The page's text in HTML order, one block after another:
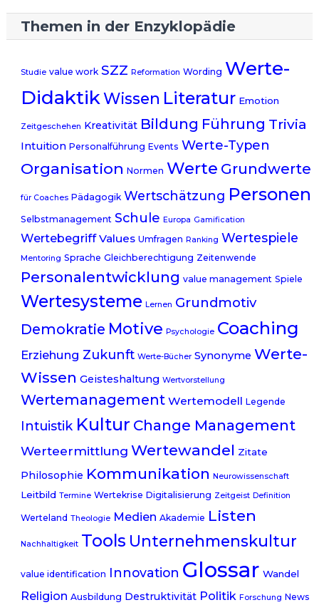
Themen in der Enzyklopädie
Studie value work SZZ Reformation Wording Werte-
DidaktikWissen Literatur Emotion
Zeitgeschehen Kreativität Bildung Führung Trivia
Intuition Personalführung Events Werte-Typen
Organisation Normen Werte Grundwerte
für Coaches Pädagogik Wertschätzung Personen
Selbstmanagement Schule Europa Gamification
Wertebegriff Values Umfragen Ranking Wertespiele
Mentoring Sprache Gleichberechtigung Zeitenwende
Personalentwicklung value management Spiele
Wertesysteme Lernen Grundmotiv
Demokratie Motive Psychologie Coaching
Erziehung Zukunft Werte-Bücher Synonyme Werte-
Wissen Geisteshaltung Wertvorstellung
Wertemanagement Wertemodell Legende
Intuistik Kultur Change Management
Werteermittlung Wertewandel Zitate
Philosophie Kommunikation Neurowissenschaft
Leitbild Termine Wertekrise Digitalisierung Zeitgeist Definition
Werteland Theologie Medien Akademie Listen
Nachhaltigkeit Tools Unternehmenskultur
value identification Innovation Glossar Wandel
Religion Ausbildung Destruktivität Politik Forschung News